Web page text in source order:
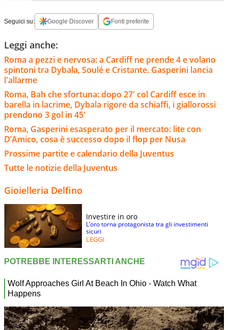
Seguici su: Google Discover Fonti preferite
Leggi anche:
Roma a pezzi e nervosa: a Cardiff ne prende 4 e volano
spintoni tra Dybala, Soulé e Cristante. Gasperini lancia
l'allarme
Roma, Bah che sfortuna: dopo 27' col Cardiff esce in
barella in lacrime, Dybala rigore da schiaffi, i giallorossi
prendono 3 gol in 45'
Roma, Gasperini esasperato per il mercato: lite con
D’Amico, cosa è successo dopo il flop per Nusa
Prossime partite e calendario della Juventus
Tutte le notizie della Juventus
Gioielleria Delfino
Investire in oro
L’oro torna protagonista tra gli investimenti
sicuri
LEGGI